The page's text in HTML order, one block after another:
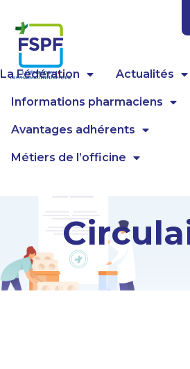
La Fédération Actualités
Informations pharmaciens
Avantages adhérents
Métiers de l’officine